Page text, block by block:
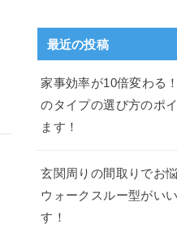
最近の投稿
家事効率が10倍変わる
のタイプの選び方のポ
ます！
玄関周りの間取りでお
ウォークスルー型がい
す！